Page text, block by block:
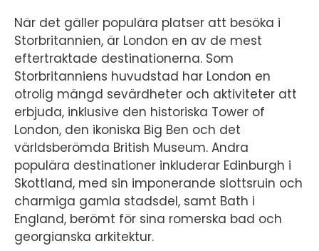
När det gäller populära platser att besöka i
Storbritannien, är London en av de mest
eftertraktade destinationerna. Som
Storbritanniens huvudstad har London en
otrolig mängd sevärdheter och aktiviteter att
erbjuda, inklusive den historiska Tower of
London, den ikoniska Big Ben och det
världsberömda British Museum. Andra
populära destinationer inkluderar Edinburgh i
Skottland, med sin imponerande slottsruin och
charmiga gamla stadsdel, samt Bath i
England, berömt för sina romerska bad och
georgianska arkitektur.